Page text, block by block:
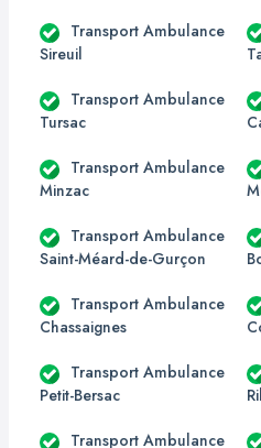
Transport Ambulance
Sireuil
Transport Ambulance
Tursac
Transport Ambulance
Minzac
Transport Ambulance
Saint-Méard-de-Gurçon
Transport Ambulance
Chassaignes
Transport Ambulance
Petit-Bersac
Transport Ambulance